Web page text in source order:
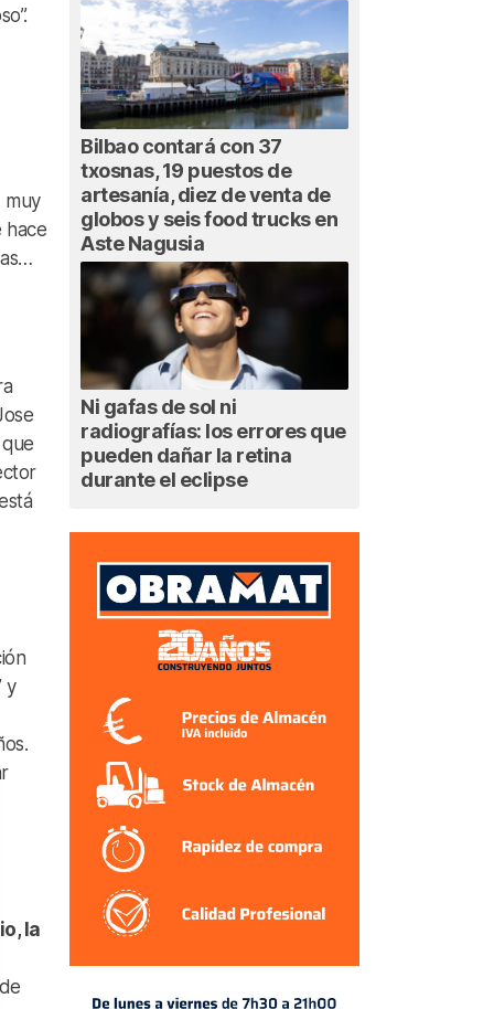
muy
hace
y
la
Bilbao contará con 37
txosnas, 19 puestos de
artesanía, diez de venta de
globos y seis food trucks en
Aste Nagusia
Ni gafas de sol ni
radiografías: los errores que
pueden dañar la retina
durante el eclipse